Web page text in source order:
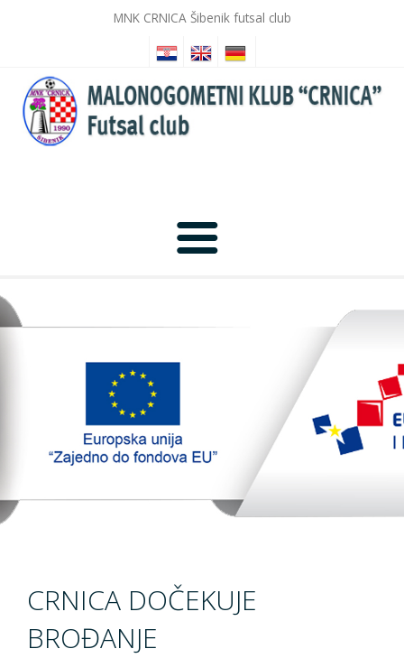
MNK CRNICA Šibenik futsal club
TopTim liga
CRNICA DOČEKUJE
BROĐANJE